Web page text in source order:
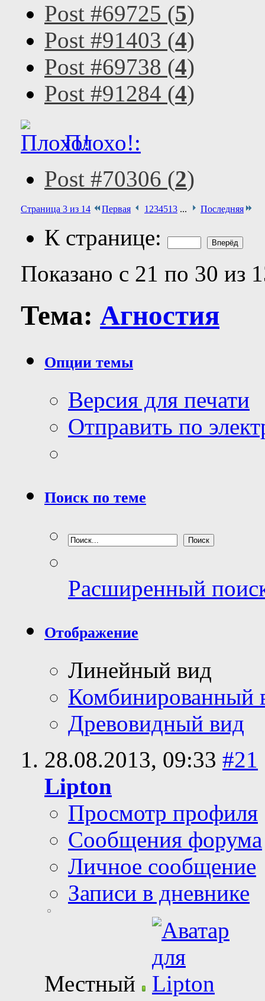
Post #69725 (5)
Post #91403 (4)
Post #69738 (4)
Post #91284 (4)
Плохо!:
Post #70306 (2)
Страница 3 из 14 Первая 1 234513 ... Последняя
К странице:
Показано с 21 по 30 из
Тема: Агностия
Опции темы
Версия для печати
Отправить по
Поиск по теме
Расширенный
Отображение
Линейный вид
Комбинированный
Древовидный вид
28.08.2013, 09:33 #21
Lipton
Просмотр профиля
Сообщения форума
Личное сообщение
Записи в дневнике
Местный